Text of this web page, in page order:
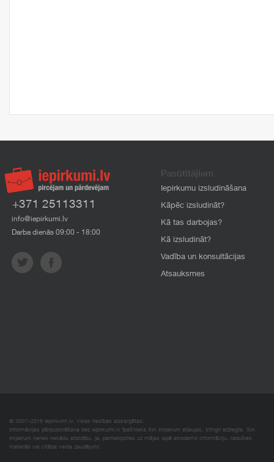
+371 25113311
info@iepirkumi.lv
Darba dienās 09:00 - 18:00
Pasūtītājiem
Iepirkumu izsludināšana
Kāpēc izsludināt?
Kā tas darbojas?
Kā izsludināt?
Vadība un konsultācijas
Atsauksmes
© 2007–2018 Iepirkumi.lv. Visas tiesības aizsargātas.
Informācijas pārpublicēšana bez iepirkumi.lv īpašnieka SIA Imperum atļaujas, stingri aizliegta. SIA
Imperum nenes nekādu atbildību, ja, pamatojoties uz mājas lapā atrodamo informāciju, radušies
materiāli vai citāda veida zaudējumi.